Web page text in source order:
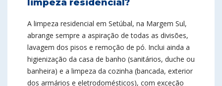
limpeza residencial?
A limpeza residencial em Setúbal, na Margem Sul,
abrange sempre a aspiração de todas as divisões,
lavagem dos pisos e remoção de pó. Inclui ainda a
higienização da casa de banho (sanitários, duche ou
banheira) e a limpeza da cozinha (bancada, exterior
dos armários e eletrodomésticos), com exceção